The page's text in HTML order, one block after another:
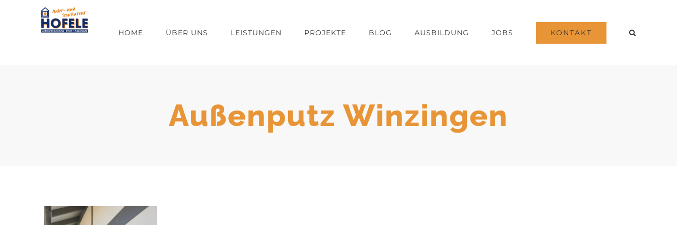
HOME ÜBER UNS LEISTUNGEN PROJEKTE BLOG AUSBILDUNG JOBS KONTAKT
Außenputz Winzingen